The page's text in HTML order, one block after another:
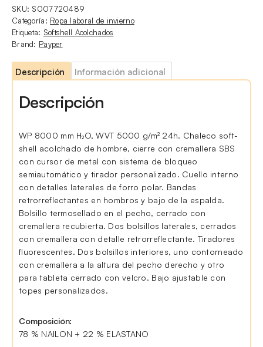
SKU: S007720489
Categoría: Ropa laboral de invierno
Etiqueta: Softshell Acolchados
Brand: Payper
Descripción Información adicional
Descripción
WP 8000 mm H₂O, WVT 5000 g/m² 24h. Chaleco soft-
shell acolchado de hombre, cierre con cremallera SBS
con cursor de metal con sistema de bloqueo
semiautomático y tirador personalizado. Cuello interno
con detalles laterales de forro polar. Bandas
retrorreflectantes en hombros y bajo de la espalda.
Bolsillo termosellado en el pecho, cerrado con
cremallera recubierta. Dos bolsillos laterales, cerrados
con cremallera con detalle retrorreflectante. Tiradores
fluorescentes. Dos bolsillos interiores, uno contorneado
con cremallera a la altura del pecho derecho y otro
para tableta cerrado con velcro. Bajo ajustable con
topes personalizados.
Composición:
78 % NAILON + 22 % ELASTANO